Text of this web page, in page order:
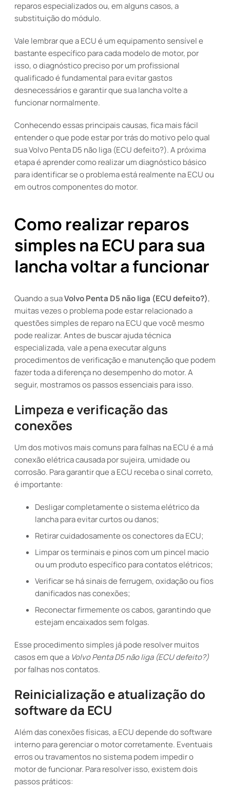
reparos especializados ou, em alguns casos, a
substituição do módulo.
Vale lembrar que a ECU é um equipamento sensível e
bastante específico para cada modelo de motor, por
isso, o diagnóstico preciso por um profissional
qualificado é fundamental para evitar gastos
desnecessários e garantir que sua lancha volte a
funcionar normalmente.
Conhecendo essas principais causas, fica mais fácil
entender o que pode estar por trás do motivo pelo qual
sua Volvo Penta D5 não liga (ECU defeito?). A próxima
etapa é aprender como realizar um diagnóstico básico
para identificar se o problema está realmente na ECU ou
em outros componentes do motor.
Como realizar reparos
simples na ECU para sua
lancha voltar a funcionar
Quando a suaVolvo Penta D5 não liga (ECU defeito?),
muitas vezes o problema pode estar relacionado a
questões simples de reparo na ECU que você mesmo
pode realizar. Antes de buscar ajuda técnica
especializada, vale a pena executar alguns
procedimentos de verificação e manutenção que podem
fazer toda a diferença no desempenho do motor. A
seguir, mostramos os passos essenciais para isso.
Limpeza e verificação das
conexões
Um dos motivos mais comuns para falhas na ECU é a má
conexão elétrica causada por sujeira, umidade ou
corrosão. Para garantir que a ECU receba o sinal correto,
é importante:
Desligar completamente o sistema elétrico da
lancha para evitar curtos ou danos;
Retirar cuidadosamente os conectores da ECU;
Limpar os terminais e pinos com um pincel macio
ou um produto específico para contatos elétricos;
Verificar se há sinais de ferrugem, oxidação ou fios
danificados nas conexões;
Reconectar firmemente os cabos, garantindo que
estejam encaixados sem folgas.
Esse procedimento simples já pode resolver muitos
casos em que a Volvo Penta D5 não liga (ECU defeito?)
por falhas nos contatos.
Reinicialização e atualização do
software da ECU
Além das conexões físicas, a ECU depende do software
interno para gerenciar o motor corretamente. Eventuais
erros ou travamentos no sistema podem impedir o
motor de funcionar. Para resolver isso, existem dois
passos práticos: